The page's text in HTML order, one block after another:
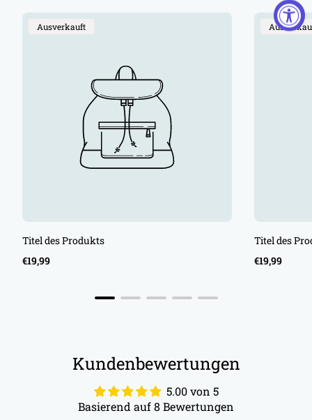
Produktbezeichnung:
Ausverkauft
Titel des Produkts
Regulärer
Preis
€19,99
Titel des
Regulärer
Preis
€19,99
Kundenbewertungen
5.00 von 5
Basierend auf 8 Bewertungen